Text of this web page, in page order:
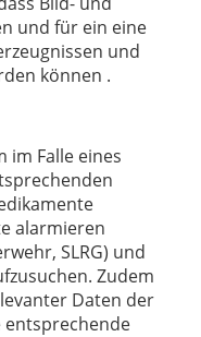
und für ein eine
und
können .
im Falle eines
alarmieren
SLRG) und
Zudem
Daten der
entsprechende